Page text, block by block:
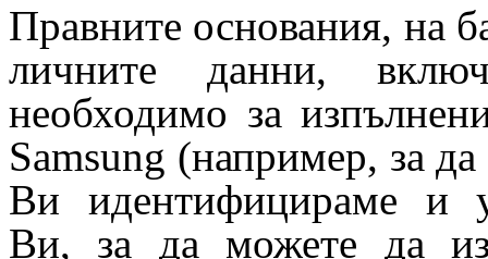
Правните основания, на
личните данни,
необходимо за
Samsung (например, за
Ви идентифицираме и
Ви, за да можете да